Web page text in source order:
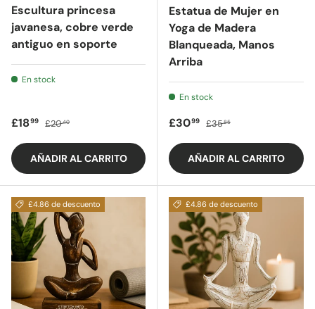
Escultura princesa
javanesa, cobre verde
antiguo en soporte
En stock
Precio de oferta
£1899 Precio regular
£2040
AÑADIR AL CARRITO
Estatua de Mujer en
Yoga de Madera
Blanqueada, Manos
Arriba
En stock
Precio de oferta
£3099 Precio regular
£3585
AÑADIR AL CARRITO
£4.86 de descuento £4.86 de descuento